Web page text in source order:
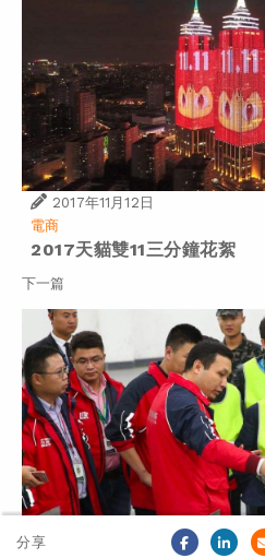
分享
2017年11月12日
電商
2017天貓雙11三分鐘花絮
下一篇